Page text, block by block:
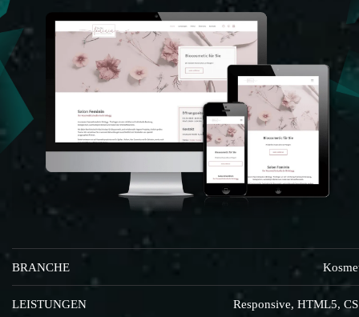
BRANCHE
LEISTUNGEN Responsive, HTML5,